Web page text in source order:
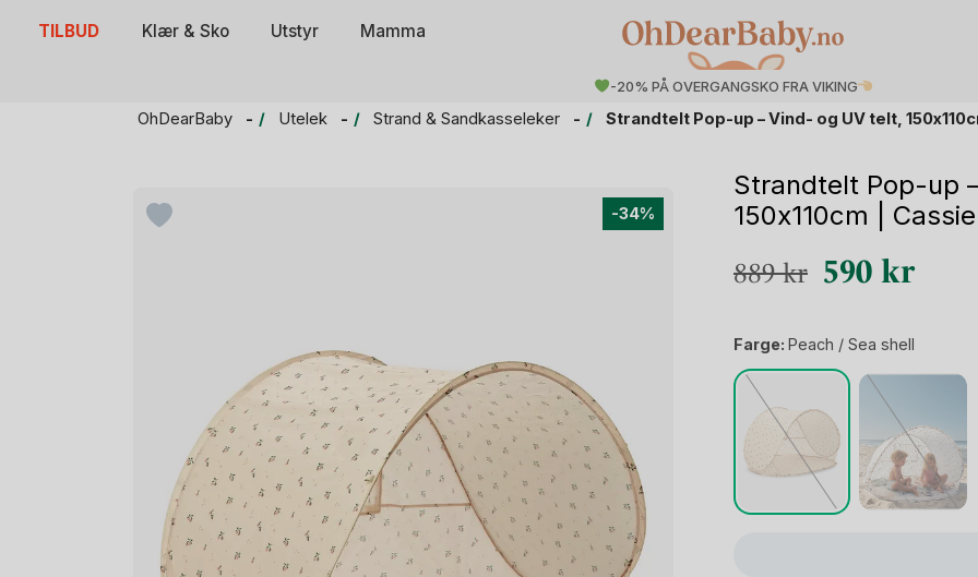
TILBUD Klær & Sko Utstyr Mamma
-20% PÅ OVERGANGSKO FRA VIKING
OhDearBaby Utelek Strand & Sandkasseleker Strandtelt Pop-up – Vind- og UV telt,
-34%
Strandtelt Pop-up
150x110cm |
889kr Opprinnelig
var:
889 kr.
590kr
590
Farge: Peach / Sea shell